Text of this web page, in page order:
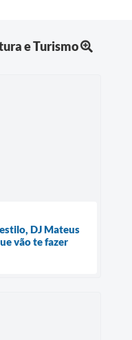
e Turismo
DJ Mateus
vão te fazer